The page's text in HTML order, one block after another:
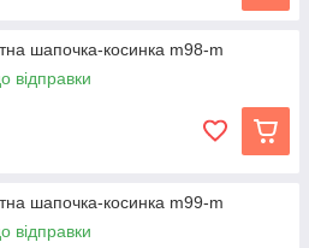
шапочка-косинка m98-m
відправки
шапочка-косинка m99-m
відправки